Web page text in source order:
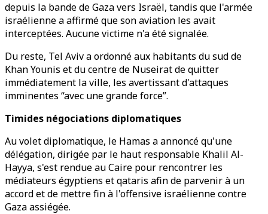
depuis la bande de Gaza vers Israël, tandis que l'armée
israélienne a affirmé que son aviation les avait
interceptées. Aucune victime n'a été signalée.
Du reste, Tel Aviv a ordonné aux habitants du sud de
Khan Younis et du centre de Nuseirat de quitter
immédiatement la ville, les avertissant d'attaques
imminentes “avec une grande force”.
Timides négociations diplomatiques
Au volet diplomatique, le Hamas a annoncé qu'une
délégation, dirigée par le haut responsable Khalil Al-
Hayya, s'est rendue au Caire pour rencontrer les
médiateurs égyptiens et qataris afin de parvenir à un
accord et de mettre fin à l'offensive israélienne contre
Gaza assiégée.